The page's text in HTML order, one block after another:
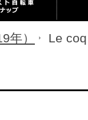
年） Le